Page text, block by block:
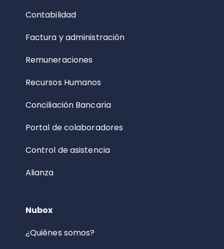
Contabilidad
Factura y administración
Remuneraciones
Recursos Humanos
Conciliación Bancaria
Portal de colaboradores
Control de asistencia
Alianza
Nubox
¿Quiénes somos?